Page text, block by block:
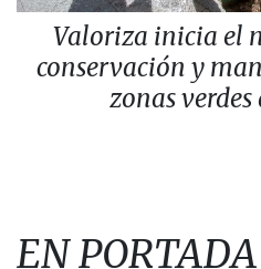
Valoriza inicia el
conservación y
zonas verdes
EN PORTADA